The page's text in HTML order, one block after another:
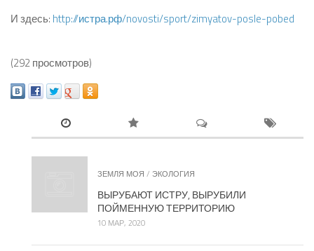
И здесь: http://истра.рф/novosti/sport/zimyatov-posle-pobed
(292 просмотров)
ЗЕМЛЯ МОЯ / ЭКОЛОГИЯ
ВЫРУБАЮТ ИСТРУ, ВЫРУБИЛИ
ПОЙМЕННУЮ ТЕРРИТОРИЮ
10 МАР, 2020